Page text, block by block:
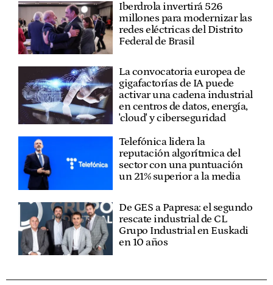
Iberdrola invertirá 526
millones para modernizar las
redes eléctricas del Distrito
Federal de Brasil
La convocatoria europea de
gigafactorías de IA puede
activar una cadena industrial
en centros de datos, energía,
'cloud' y ciberseguridad
Telefónica lidera la
reputación algorítmica del
sector con una puntuación
un 21% superior a la media
De GES a Papresa: el segundo
rescate industrial de CL
Grupo Industrial en Euskadi
en 10 años